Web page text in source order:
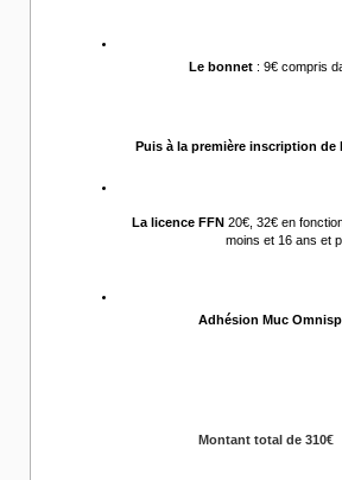
Le bonnet : 9€ compris
Puis à la première inscription de
La licence FFN 20€, 32€ en
moins et 16 ans et
Adhésion Muc
Montant total de 310€